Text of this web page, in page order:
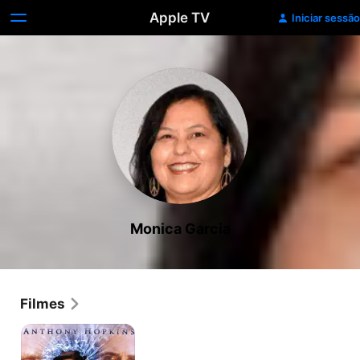
Apple TV Iniciar sessão
Monica Garcia
Filmes
Um
Crime
de